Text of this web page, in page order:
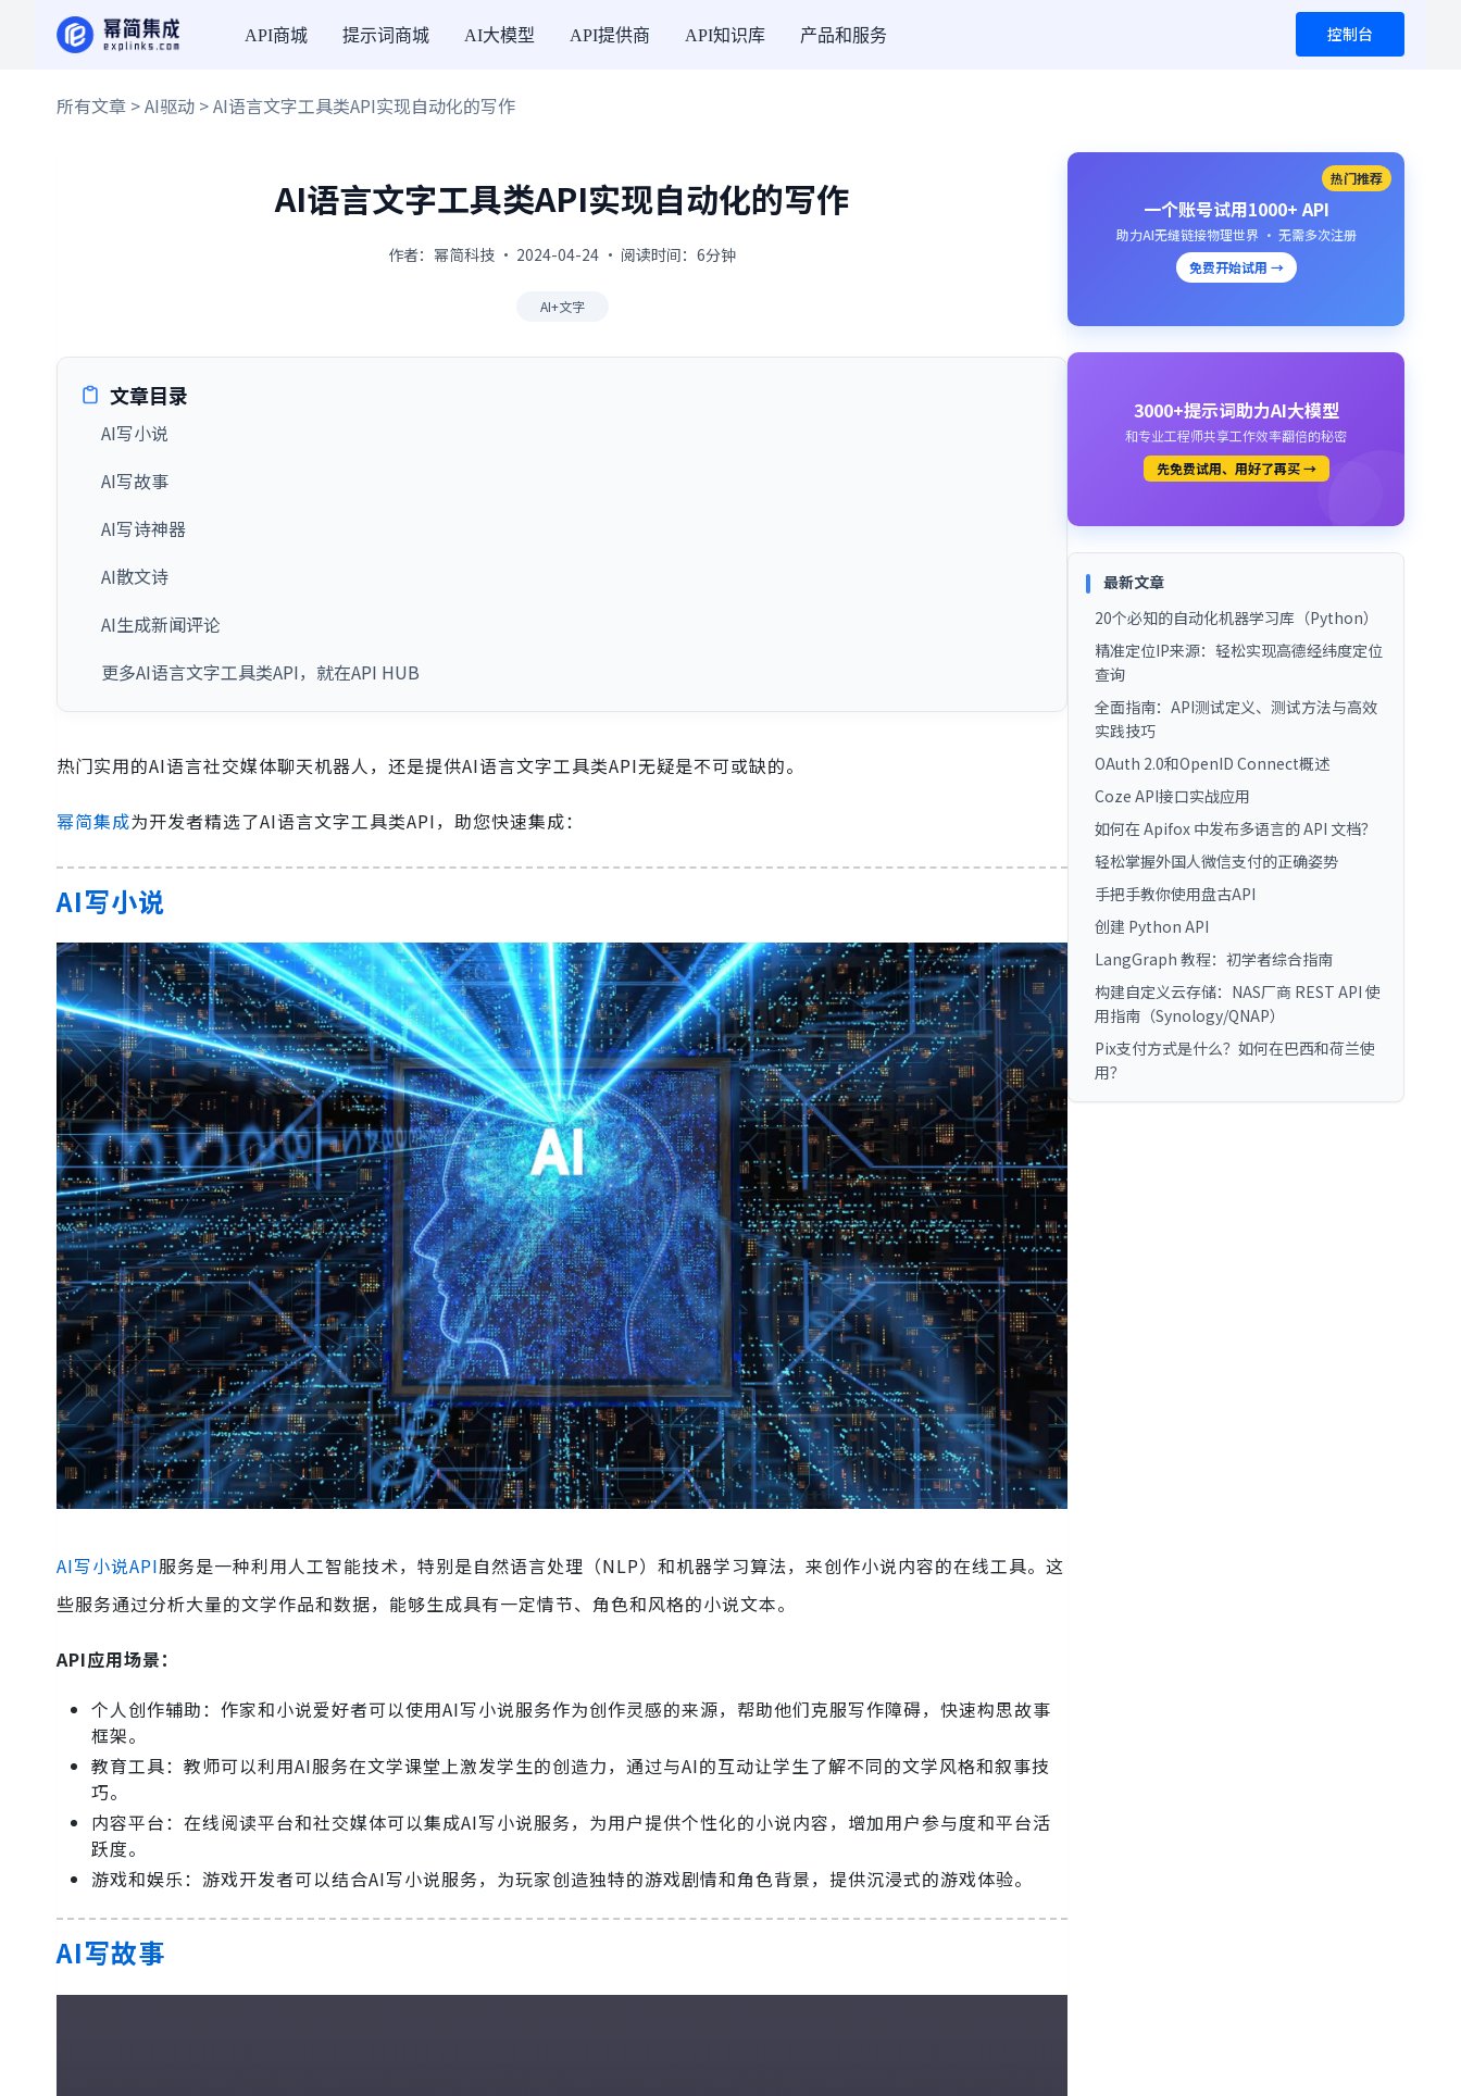
API商城 提示词商城 AI大模型 API提供商 API知识库 产品和服务 控制台
所有文章 >AI驱动 > AI语言文字工具类API实现自动化的写作
AI语言文字工具类API实现自动化的写作
作者：幂简科技 · 2024-04-24 · 阅读时间：6分钟
AI+文字
文章目录
AI写小说
AI写故事
AI写诗神器
AI散文诗
AI生成新闻评论
更多AI语言文字工具类API，就在API HUB
热门实用的AI语言社交媒体聊天机器人，还是提供AI语言文字工具类API无疑是不可或缺的。
幂简集成为开发者精选了AI语言文字工具类API，助您快速集成：
AI写小说
AI写小说API服务是一种利用人工智能技术，特别是自然语言处理（NLP）和机器学习算法，来创作小说内容的在线工具。这
些服务通过分析大量的文学作品和数据，能够生成具有一定情节、角色和风格的小说文本。
API应用场景：
个人创作辅助：作家和小说爱好者可以使用AI写小说服务作为创作灵感的来源，帮助他们克服写作障碍，快速构思故事
框架。
教育工具：教师可以利用AI服务在文学课堂上激发学生的创造力，通过与AI的互动让学生了解不同的文学风格和叙事技
巧。
内容平台：在线阅读平台和社交媒体可以集成AI写小说服务，为用户提供个性化的小说内容，增加用户参与度和平台活
跃度。
游戏和娱乐：游戏开发者可以结合AI写小说服务，为玩家创造独特的游戏剧情和角色背景，提供沉浸式的游戏体验。
AI写故事
热门推荐
一个账号试用1000+ API
助力AI无缝链接物理世界 · 无需多次注册
免费开始试用 →
3000+提示词助力AI大模型
和专业工程师共享工作效率翻倍的秘密
先免费试用、用好了再买 →
最新文章
20个必知的自动化机器学习库（Python）
精准定位IP来源：轻松实现高德经纬度定位
查询
全面指南：API测试定义、测试方法与高效
实践技巧
OAuth 2.0和OpenID Connect概述
Coze API接口实战应用
如何在 Apifox 中发布多语言的 API 文档？
轻松掌握外国人微信支付的正确姿势
手把手教你使用盘古API
创建 Python API
LangGraph 教程：初学者综合指南
构建自定义云存储：NAS厂商 REST API 使
用指南（Synology/QNAP）
Pix支付方式是什么？如何在巴西和荷兰使
用？